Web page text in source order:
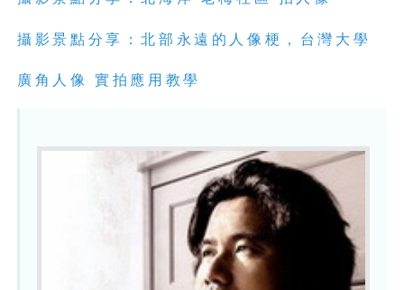
攝影景點分享：北部永遠的人像梗，台灣大學
廣角人像 實拍應用教學